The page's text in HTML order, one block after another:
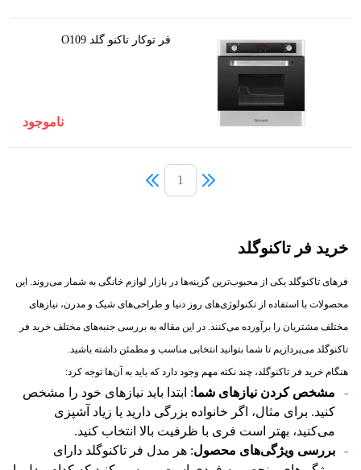
فر توکار تاکنو گلد O109
ناموجود
1
خرید فر تاکنوگلد
فرهای تاکنوگلد یکی از محبوب‌ترین گزینه‌ها در بازار لوازم خانگی به شمار می‌روند. این
محصولات با استفاده از تکنولوژی‌های روز دنیا و طراحی‌های شیک و مدرن، نیازهای
مختلف مشتریان را برآورده می‌کنند. در این مقاله به بررسی جنبه‌های مختلف خرید فر
تاکنوگلد می‌پردازیم تا شما بتوانید انتخابی مناسب و مطمئن داشته باشید.
هنگام خرید فر تاکنوگلد، چند نکته مهم وجود دارد که باید به آن‌ها توجه کرد:
مشخص کردن نیازهای شما: ابتدا باید نیازهای خود را مشخص
کنید. برای مثال، اگر خانواده بزرگی دارید یا زیاد آشپزی
می‌کنید، بهتر است فری با ظرفیت بالا انتخاب کنید.
بررسی ویژگی‌های محصول: هر مدل فر تاکنوگلد دارای